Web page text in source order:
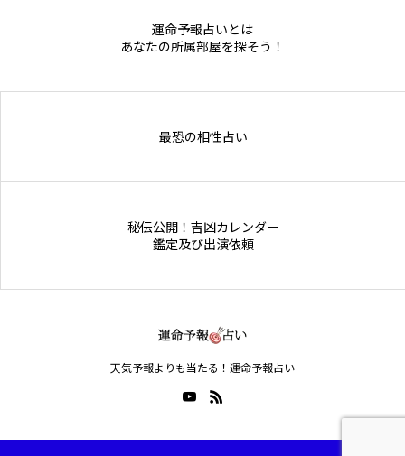
運命予報占いとは
あなたの所属部屋を探そう！
最恐の相性占い
秘伝公開！吉凶カレンダー
鑑定及び出演依頼
天気予報よりも当たる！運命予報占い